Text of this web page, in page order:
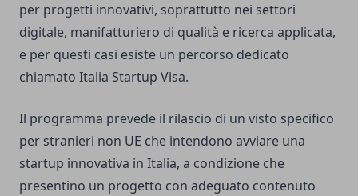
per progetti innovativi, soprattutto nei settori
digitale, manifatturiero di qualità e ricerca applicata,
e per questi casi esiste un percorso dedicato
chiamato Italia Startup Visa.
Il programma prevede il rilascio di un visto specifico
per stranieri non UE che intendono avviare una
startup innovativa in Italia, a condizione che
presentino un progetto con adeguato contenuto